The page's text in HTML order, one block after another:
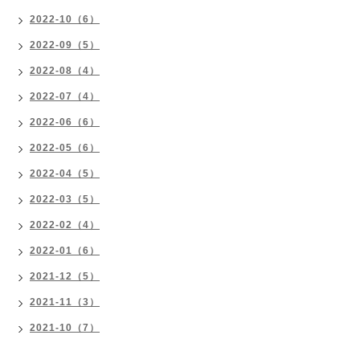
2022-10（6）
2022-09（5）
2022-08（4）
2022-07（4）
2022-06（6）
2022-05（6）
2022-04（5）
2022-03（5）
2022-02（4）
2022-01（6）
2021-12（5）
2021-11（3）
2021-10（7）